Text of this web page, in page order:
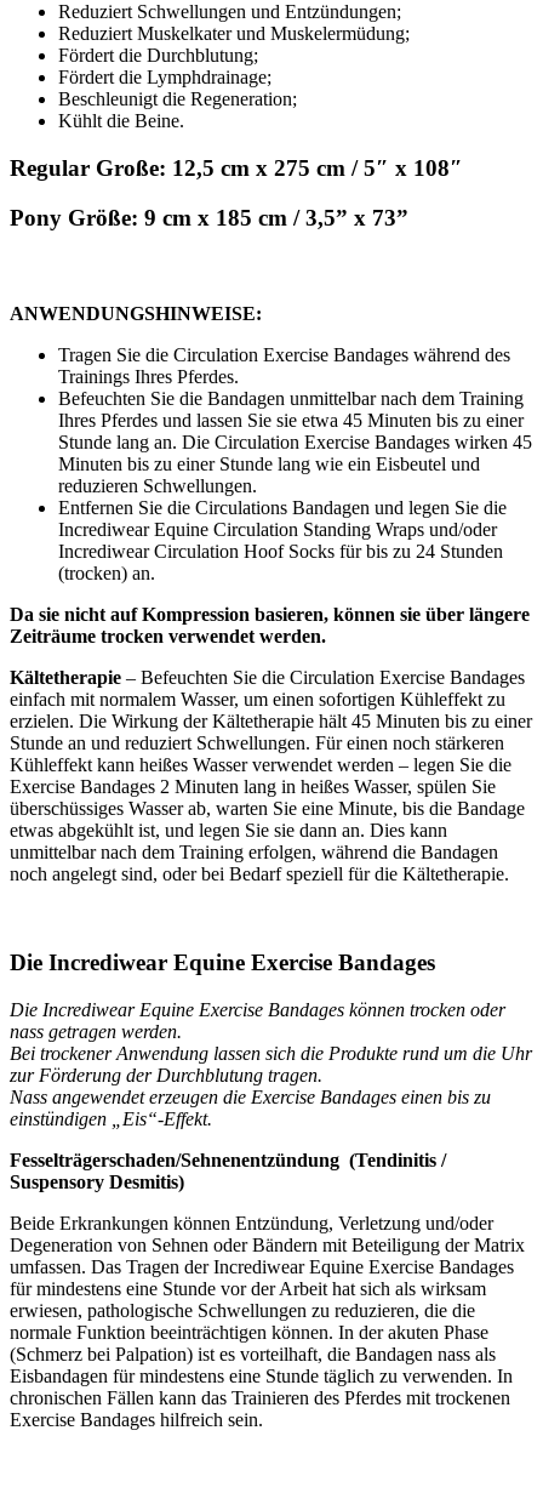
Reduziert Schwellungen und Entzündungen;
Reduziert Muskelkater und Muskelermüdung;
Fördert die Durchblutung;
Fördert die Lymphdrainage;
Beschleunigt die Regeneration;
Kühlt die Beine.
Regular Große: 12,5 cm x 275 cm / 5″ x 108″
Pony Größe: 9 cm x 185 cm / 3,5” x 73”
ANWENDUNGSHINWEISE:
Tragen Sie die Circulation Exercise Bandages während des
Trainings Ihres Pferdes.
Befeuchten Sie die Bandagen unmittelbar nach dem Training
Ihres Pferdes und lassen Sie sie etwa 45 Minuten bis zu einer
Stunde lang an. Die Circulation Exercise Bandages wirken 45
Minuten bis zu einer Stunde lang wie ein Eisbeutel und
reduzieren Schwellungen.
Entfernen Sie die Circulations Bandagen und legen Sie die
Incrediwear Equine Circulation Standing Wraps und/oder
Incrediwear Circulation Hoof Socks für bis zu 24 Stunden
(trocken) an.
Da sie nicht auf Kompression basieren, können sie über längere
Zeiträume trocken verwendet werden.
Kältetherapie – Befeuchten Sie die Circulation Exercise Bandages
einfach mit normalem Wasser, um einen sofortigen Kühleffekt zu
erzielen. Die Wirkung der Kältetherapie hält 45 Minuten bis zu einer
Stunde an und reduziert Schwellungen. Für einen noch stärkeren
Kühleffekt kann heißes Wasser verwendet werden – legen Sie die
Exercise Bandages 2 Minuten lang in heißes Wasser, spülen Sie
überschüssiges Wasser ab, warten Sie eine Minute, bis die Bandage
etwas abgekühlt ist, und legen Sie sie dann an. Dies kann
unmittelbar nach dem Training erfolgen, während die Bandagen
noch angelegt sind, oder bei Bedarf speziell für die Kältetherapie.
Die Incrediwear Equine Exercise Bandages
Die Incrediwear Equine Exercise Bandages können trocken oder
nass getragen werden.
Bei trockener Anwendung lassen sich die Produkte rund um die Uhr
zur Förderung der Durchblutung tragen.
Nass angewendet erzeugen die Exercise Bandages einen bis zu
einstündigen „Eis“-Effekt.
Fesselträgerschaden/Sehnenentzündung (Tendinitis /
Suspensory Desmitis)
Beide Erkrankungen können Entzündung, Verletzung und/oder
Degeneration von Sehnen oder Bändern mit Beteiligung der Matrix
umfassen. Das Tragen der Incrediwear Equine Exercise Bandages
für mindestens eine Stunde vor der Arbeit hat sich als wirksam
erwiesen, pathologische Schwellungen zu reduzieren, die die
normale Funktion beeinträchtigen können. In der akuten Phase
(Schmerz bei Palpation) ist es vorteilhaft, die Bandagen nass als
Eisbandagen für mindestens eine Stunde täglich zu verwenden. In
chronischen Fällen kann das Trainieren des Pferdes mit trockenen
Exercise Bandages hilfreich sein.